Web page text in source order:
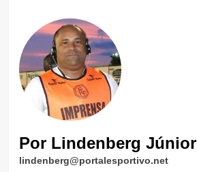
Por Lindenberg Júnior
lindenberg@portalesportivo.net